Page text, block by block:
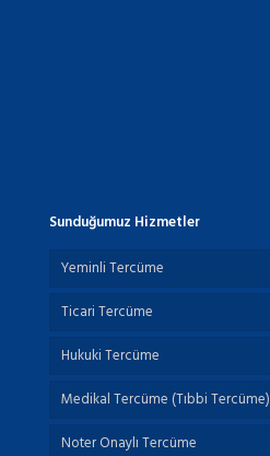
Sunduğumuz Hizmetler
Yeminli Tercüme
Ticari Tercüme
Hukuki Tercüme
Medikal Tercüme (Tıbbi Tercüme)
Noter Onaylı Tercüme